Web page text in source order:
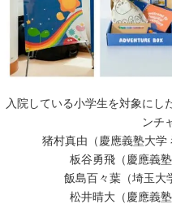
入院している小学生を対象にし
ンチ
猪村真由（慶應義塾大学
板谷勇飛（慶應義
飯島百々葉（埼玉大
松井晴大（慶應義